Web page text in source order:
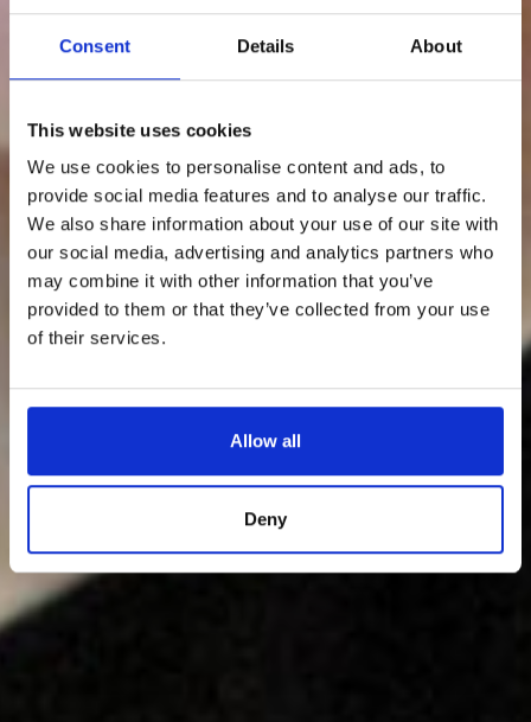
Consent Details About
This website uses cookies
We use cookies to personalise content and ads, to
provide social media features and to analyse our traffic.
We also share information about your use of our site with
our social media, advertising and analytics partners who
may combine it with other information that you’ve
provided to them or that they’ve collected from your use
of their services.
Allow all
Deny